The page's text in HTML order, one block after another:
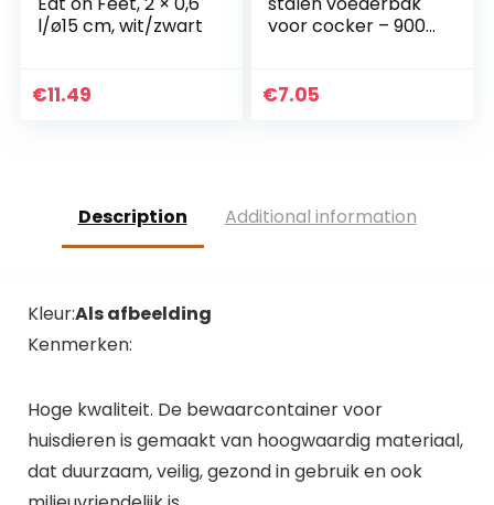
l/ø15 cm, wit/zwart
€11.49
voor cocker – 900
€7.05
Description Additional information
Kleur:Als afbeelding
Kenmerken:
Hoge kwaliteit. De bewaarcontainer voor
huisdieren is gemaakt van hoogwaardig materiaal,
dat duurzaam, veilig, gezond in gebruik en ook